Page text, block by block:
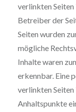
verlinkten
Betreiber der
Seiten wurden
mögliche
Inhalte waren
erkennbar. Eine
verlinkten
Anhaltspunkte